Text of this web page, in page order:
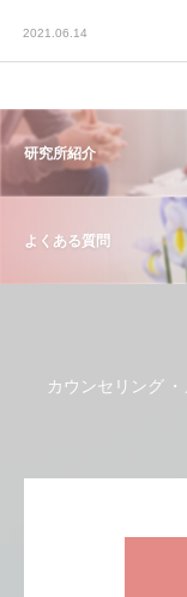
2021.06.14
研究所紹介
よくある質問
カウンセリング